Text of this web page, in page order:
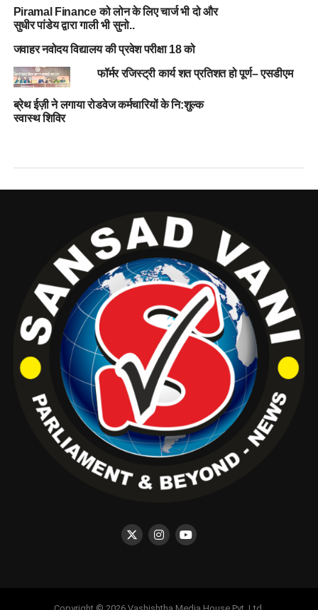
Piramal Finance को लोन के लिए चार्ज भी दो और
सुधीर पांडेय द्वारा गाली भी सुनो..
जवाहर नवोदय विद्यालय की प्रवेश परीक्षा 18 को
फॉर्मर रजिस्ट्री कार्य शत प्रतिशत हो पूर्ण– एसडीएम
ब्रेथ ईज़ी ने लगाया रोडवेज कर्मचारियों के नि:शुल्क
स्वास्थ शिविर